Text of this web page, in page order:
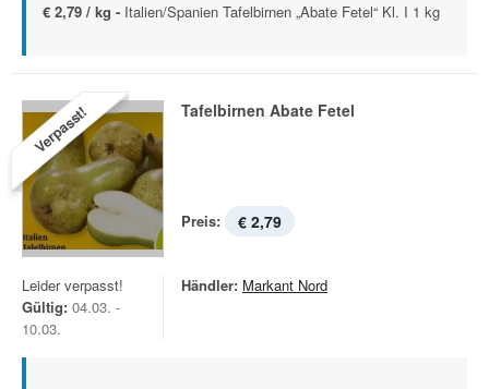
€ 2,79 / kg - Italien/Spanien Tafelbirnen „Abate Fetel“ Kl. I 1 kg
Verpasst! Tafelbirnen Abate Fetel
Preis: € 2,79
Leider verpasst!
Gültig: 04.03. -
10.03.
Händler: Markant Nord